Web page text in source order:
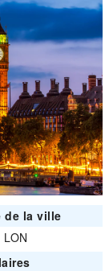
de la ville
LON